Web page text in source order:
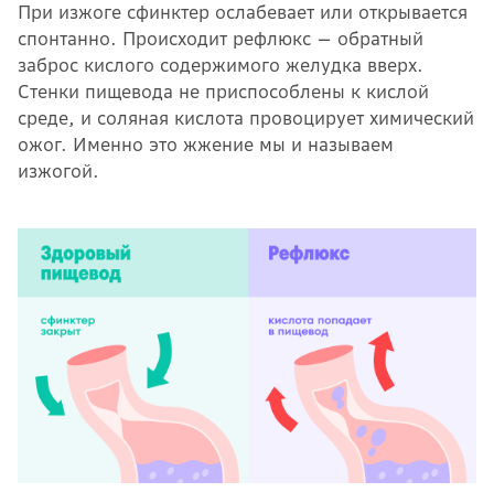
При изжоге сфинктер ослабевает или открывается
спонтанно. Происходит рефлюкс — обратный
заброс кислого содержимого желудка вверх.
Стенки пищевода не приспособлены к кислой
среде, и соляная кислота провоцирует химический
ожог. Именно это жжение мы и называем
изжогой.